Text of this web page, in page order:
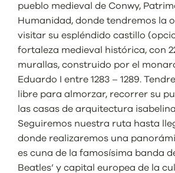
pueblo medieval de Conwy,
Humanidad, donde tendremos la
visitar su espléndido castillo
fortaleza medieval histórica, con
murallas, construido por el
Eduardo I entre 1283 – 1289.
libre para almorzar, recorrer su
las casas de arquitectura
Seguiremos nuestra ruta hasta
donde realizaremos una
es cuna de la famosísima banda
Beatles’ y capital europea de la